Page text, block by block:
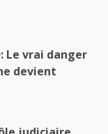
Le vrai danger
devient